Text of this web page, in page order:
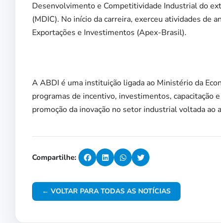
Desenvolvimento e Competitividade Industrial do
(MDIC). No início da carreira, exerceu atividades de
Exportações e Investimentos (Apex-Brasil).
A ABDI é uma instituição ligada ao Ministério da
programas de incentivo, investimentos, capacitação
promoção da inovação no setor industrial voltada
Compartilhe:
← VOLTAR PARA TODAS AS NOTÍCIAS